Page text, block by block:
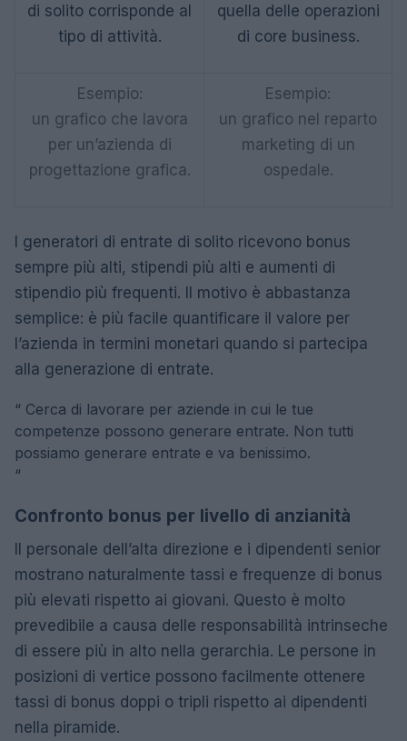
di solito corrisponde al
tipo di attività.
quella delle operazioni
di core business.
Esempio:
un grafico che lavora
per un’azienda di
progettazione grafica.
Esempio:
un grafico nel reparto
marketing di un
ospedale.
I generatori di entrate di solito ricevono bonus
sempre più alti, stipendi più alti e aumenti di
stipendio più frequenti. Il motivo è abbastanza
semplice: è più facile quantificare il valore per
l’azienda in termini monetari quando si partecipa
alla generazione di entrate.
“ Cerca di lavorare per aziende in cui le tue
competenze possono generare entrate. Non tutti
possiamo generare entrate e va benissimo.
“
Confronto bonus per livello di anzianità
Il personale dell’alta direzione e i dipendenti senior
mostrano naturalmente tassi e frequenze di bonus
più elevati rispetto ai giovani. Questo è molto
prevedibile a causa delle responsabilità intrinseche
di essere più in alto nella gerarchia. Le persone in
posizioni di vertice possono facilmente ottenere
tassi di bonus doppi o tripli rispetto ai dipendenti
nella piramide.